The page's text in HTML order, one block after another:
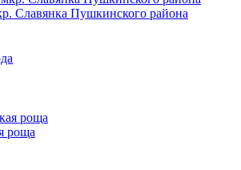
Славянка Пушкинского района
роща